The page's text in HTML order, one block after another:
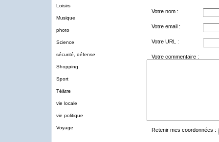
Loisirs
Musique
photo
Science
sécurité, défense
Shopping
Sport
Téâtre
vie locale
vie politique
Voyage
Votre nom :
Votre email :
Votre URL :
Votre commentaire :
Retenir mes coordonnées :